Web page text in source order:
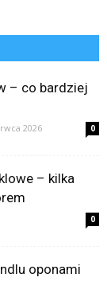
– co bardziej
2026 0
– kilka
0
oponami